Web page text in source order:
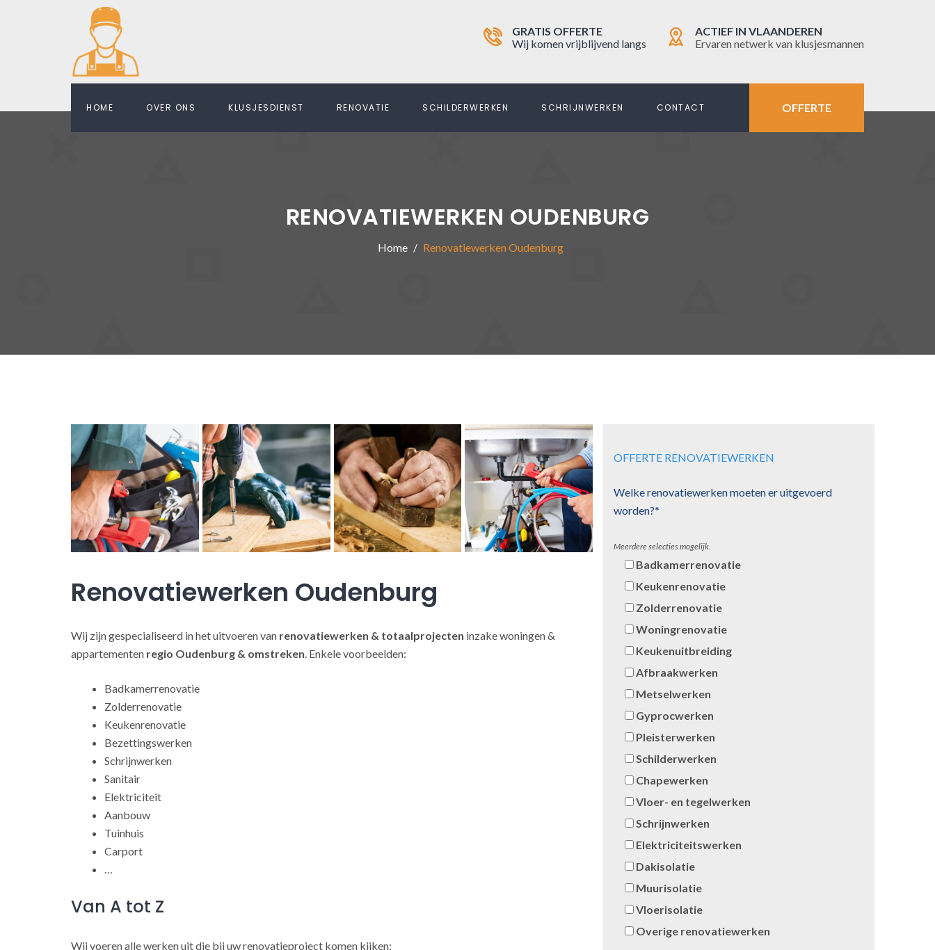
GRATIS OFFERTE
Wij komen vrijblijvend langs
ACTIEF IN VLAANDEREN
Ervaren netwerk van klusjesmannen
HOME OVER ONS KLUSJESDIENST RENOVATIE SCHILDERWERKEN SCHRIJNWERKEN CONTACT OFFERTE
RENOVATIEWERKEN OUDENBURG
Home Renovatiewerken Oudenburg
Renovatiewerken Oudenburg
Wij zijn gespecialiseerd in het uitvoeren van renovatiewerken & totaalprojecten inzake woningen &
appartementen regio Oudenburg & omstreken . Enkele voorbeelden:
Badkamerrenovatie
Zolderrenovatie
Keukenrenovatie
Bezettingswerken
Schrijnwerken
Sanitair
Elektriciteit
Aanbouw
Tuinhuis
Carport
Van A tot Z
Wij voeren alle werken uit die bij uw renovatieproject komen kijken:
OFFERTE RENOVATIEWERKEN
Welke renovatiewerken moeten er uitgevoerd
worden?*
Meerdere selecties mogelijk.
Badkamerrenovatie
Keukenrenovatie
Zolderrenovatie
Woningrenovatie
Keukenuitbreiding
Afbraakwerken
Metselwerken
Gyprocwerken
Pleisterwerken
Schilderwerken
Chapewerken
Vloer- en tegelwerken
Schrijnwerken
Elektriciteitswerken
Dakisolatie
Muurisolatie
Vloerisolatie
Overige renovatiewerken